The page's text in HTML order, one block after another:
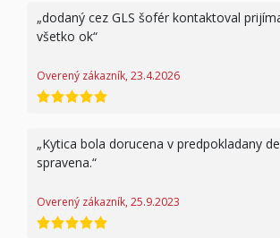
dodaný cez GLS šofér kontaktoval
všetko ok
Overený zákazník, 23.4.2026
hodnotenie 5 z 5
Kytica bola dorucena v predpokladany
spravena.
Overený zákazník, 25.9.2023
hodnotenie 5 z 5